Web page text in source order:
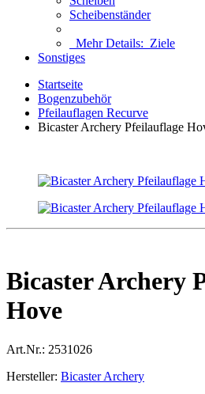
Scheibenständer
Mehr Details: Ziele
Sonstiges
Startseite
Bogenzubehör
Pfeilauflagen Recurve
Bicaster Archery Pfeilauflage
Bicaster Archery
Hove
Art.Nr.: 2531026
Hersteller: Bicaster Archery